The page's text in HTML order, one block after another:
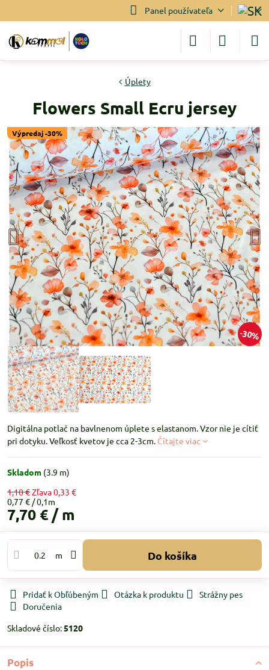
Panel používateľa
Výpredaj -30%
30%
Úplety
Flowers Small Ecru jersey
Digitálna potlač na bavlnenom úplete s elastanom. Vzor nie je cítiť
pri dotyku. Veľkosť kvetov je cca 2-3cm. Čítajte viac
Skladom (3.9 m)
1,10 €Zľava0,33 €
0,77 €
7,70 € / m
m Do košíka
Pridať k Obľúbeným Otázka k produktu
Strážny pes
Doručenia
Skladové číslo:5120
Popis